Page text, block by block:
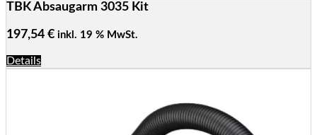
TBK Absaugarm 3035 Kit
197,54 € inkl. 19 % MwSt.
Details